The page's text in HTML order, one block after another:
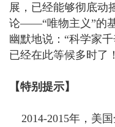
展，已经能够彻底动
论——“唯物主义”的
幽默地说：“科学家
已经在此等候多时了
【特别提示】
2014-2015年，美